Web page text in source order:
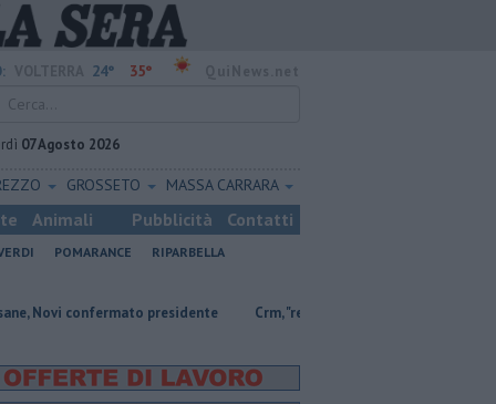
24° 35°
07 Agosto 2026
GROSSETO MASSA CARRARA
Animali Pubblicità Contatti
POMARANCE
RIPARBELLA
presidente Crm, "realtà d'eccellenza con molti servizi e 46 posti"